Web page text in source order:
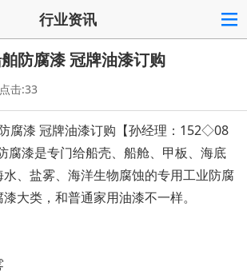
行业资讯
防腐漆 冠牌油漆订购
击:33
腐漆 冠牌油漆订购【孙经理：152◇08
漆是专门给船壳、船舱、甲板、海底
、盐雾、海洋生物腐蚀的专用工业防腐
大类，和普通家用油漆不一样。